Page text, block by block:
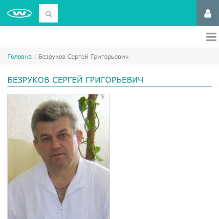
Головна Безруков Сергей Григорьевич
БЕЗРУКОВ СЕРГЕЙ ГРИГОРЬЕВИЧ